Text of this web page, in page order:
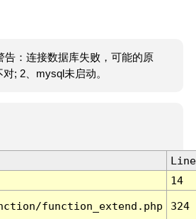
告：连接数据库失败，可能的原
; 2、mysql未启动。
Line
14
function_extend.php 324